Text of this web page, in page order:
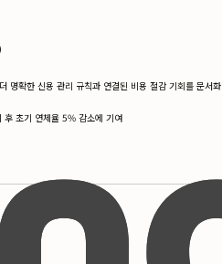
명확한 신용 관리 규칙과 연결된 비용 절감 기회를 문서화
후 초기 연체율 5% 감소에 기여